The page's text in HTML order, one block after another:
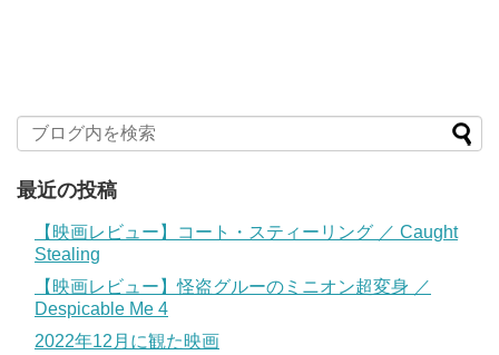
最近の投稿
【映画レビュー】コート・スティーリング ／ Caught
Stealing
【映画レビュー】怪盗グルーのミニオン超変身 ／
Despicable Me 4
2022年12月に観た映画